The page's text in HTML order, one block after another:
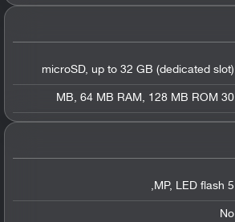
microSD, up to 32 GB (dedicated slot)
30 MB, 64 MB RAM, 128 MB ROM
5 MP, LED flash,
No